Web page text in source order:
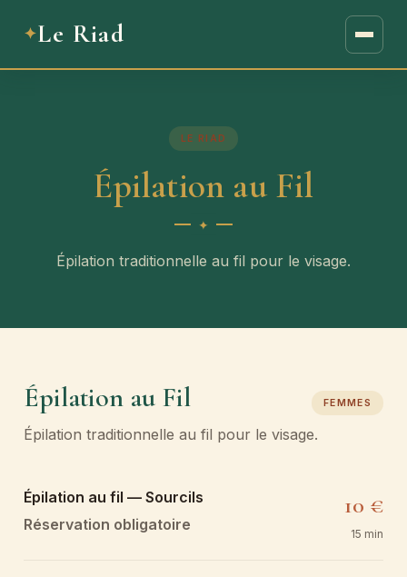
Le Riad
LE RIAD
Épilation au Fil
Épilation traditionnelle au fil pour le visage.
Épilation au Fil FEMMES
Épilation traditionnelle au fil pour le visage.
Épilation au fil — Sourcils
Réservation obligatoire
10 €
15 min